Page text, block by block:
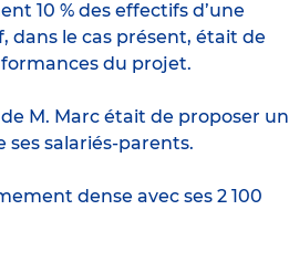
10 % des effectifs d’une
dans le cas présent, était de
du projet.
M. Marc était de proposer un
ses salariés-parents.
dense avec ses 2 100